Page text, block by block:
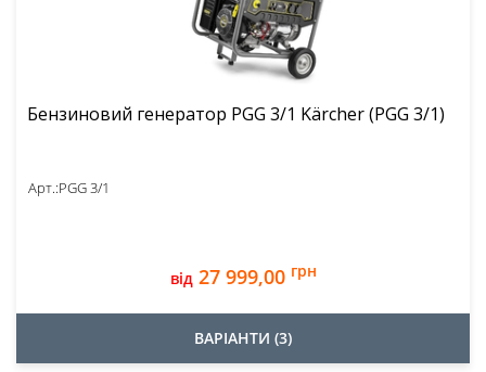
Бензиновий генератор PGG 3/1 Kärcher (PGG 3/1)
Арт.:PGG 3/1
від27 999,00 грн
ВАРІАНТИ (3)